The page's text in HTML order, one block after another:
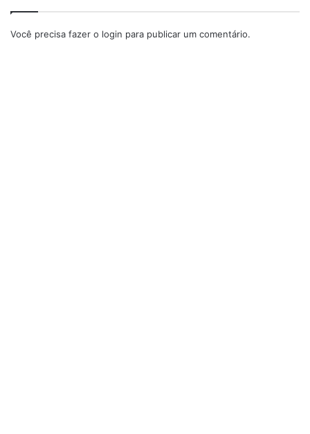
Você precisa fazer o login para publicar um comentário.